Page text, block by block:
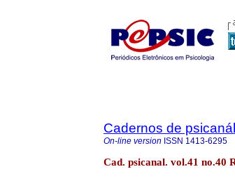
Cadernos de
On-line version ISSN 1413-6295
Cad. psicanal. vol.41 no.40